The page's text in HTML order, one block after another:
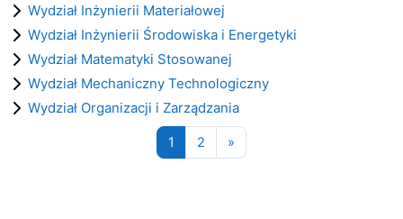
Wydział Inżynierii Materiałowej
Wydział Inżynierii Środowiska i Energetyki
Wydział Matematyki Stosowanej
Wydział Mechaniczny Technologiczny
Wydział Organizacji i Zarządzania
1 Strona 1
2 Strona 2
»